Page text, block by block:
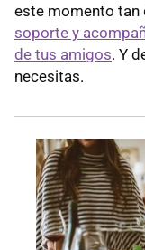
este momento
soporte y
de tus amigos. Y
necesitas.